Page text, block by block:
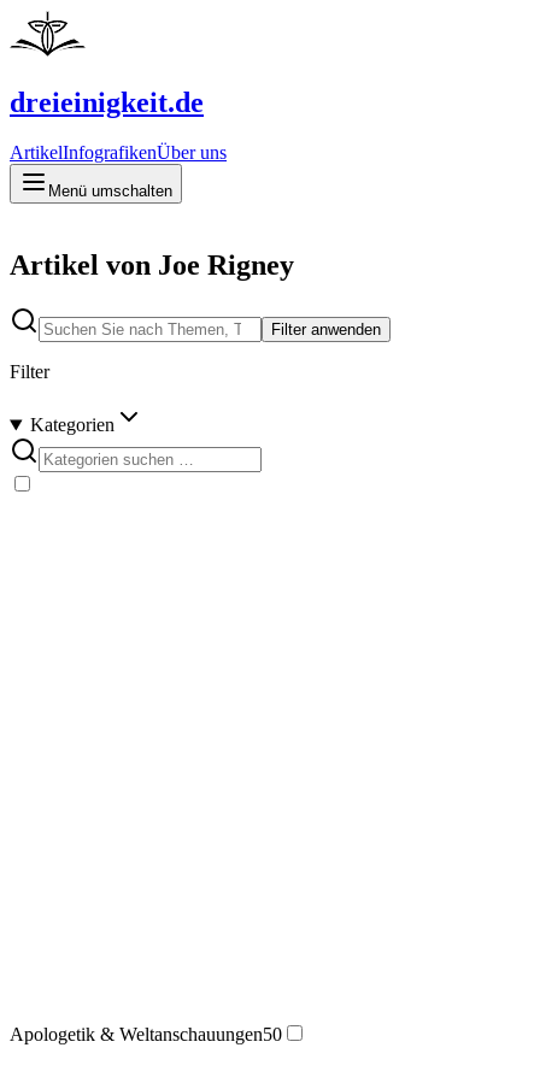
dreieinigkeit.de
ArtikelInfografikenÜber uns
Menü umschalten
Artikel von Joe Rigney
Filter anwenden
Filter
Kategorien
Apologetik & Weltanschauungen50